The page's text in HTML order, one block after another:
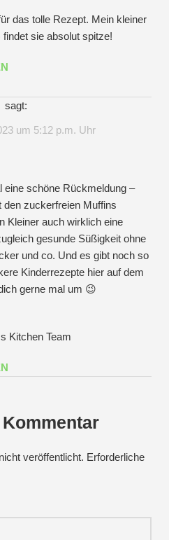
das tolle Rezept. Mein kleiner
sie absolut spitze!
sagt:
um 5:12 p.m. Uhr
eine schöne Rückmeldung –
den zuckerfreien Muffins
Kleiner auch wirklich eine
gesunde Süßigkeit ohne
und co. Und es gibt noch so
Kinderrezepte hier auf dem
gerne mal um 😉
Kitchen Team
veröffentlicht. Erforderliche